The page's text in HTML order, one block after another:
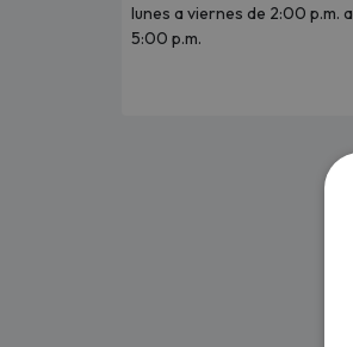
lunes a viernes de 2:00 p.m. a
5:00 p.m.